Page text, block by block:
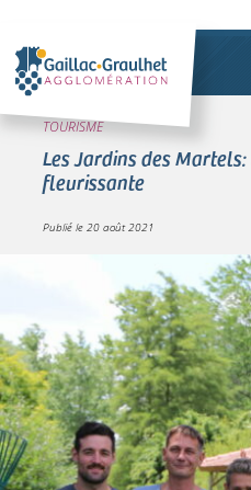
TOURISME
Les Jardins des
fleurissante
Publié le 20 août 2021